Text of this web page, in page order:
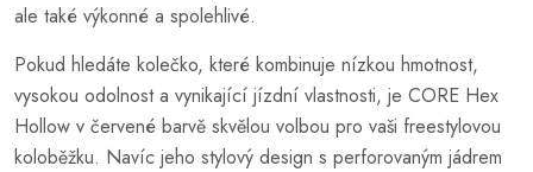
ale také výkonné a spolehlivé.
Pokud hledáte kolečko, které kombinuje nízkou hmotnost,
vysokou odolnost a vynikající jízdní vlastnosti, je CORE Hex
Hollow v červené barvě skvělou volbou pro vaši freestylovou
koloběžku. Navíc jeho stylový design s perforovaným jádrem